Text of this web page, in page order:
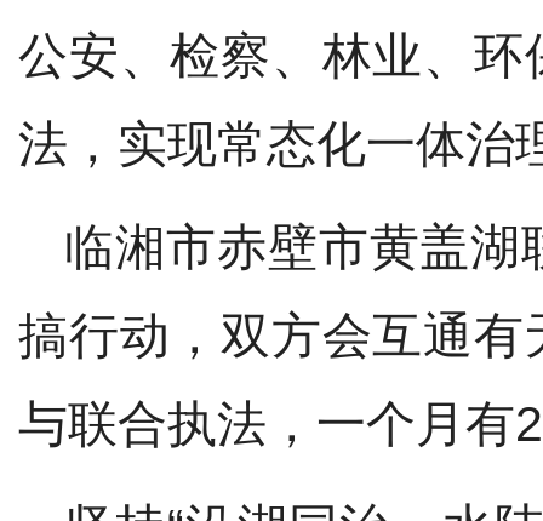
公安、检察、林业、
法，实现常态化一体治
临湘市赤壁市黄盖湖
搞行动， 双方会互通有
与联合执法 ， 一个月有